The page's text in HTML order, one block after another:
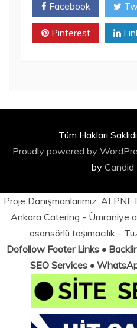
Facebook
Pinterest
Tüm Hakları
Proudly powered by
by Candid
Proje Danışmanlarımız:
Ankara Catering - Ümraniye
asansörlü taşımacılık -
Dofollow Footer Links •
SEO Services •